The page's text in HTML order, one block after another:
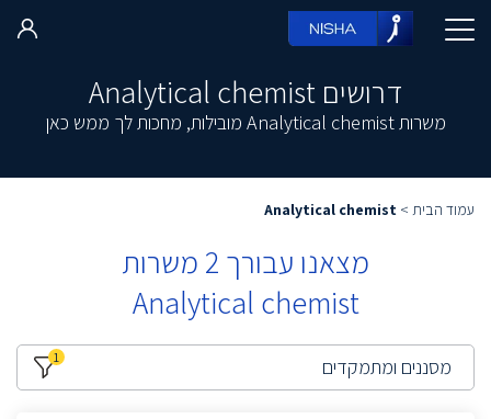
דרושים Analytical chemist
משרות Analytical chemist מובילות, מחכות לך ממש כאן
עמוד הבית >
Analytical chemist
מצאנו עבורך 2 משרות
Analytical chemist
מסננים ומתמקדים 1